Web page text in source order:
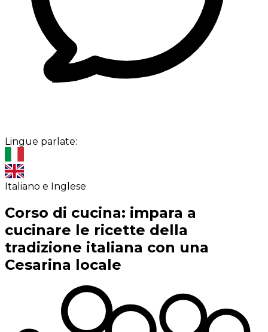
Lingue parlate:
Italiano e Inglese
Corso di cucina: impara a
cucinare le ricette della
tradizione italiana con una
Cesarina locale